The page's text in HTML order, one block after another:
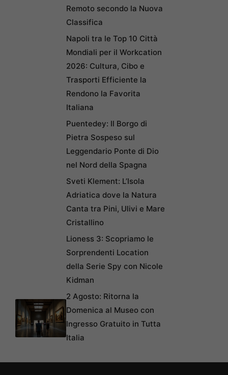
Remoto secondo la Nuova
Classifica
Napoli tra le Top 10 Città
Mondiali per il Workcation
2026: Cultura, Cibo e
Trasporti Efficiente la
Rendono la Favorita
Italiana
Puentedey: Il Borgo di
Pietra Sospeso sul
Leggendario Ponte di Dio
nel Nord della Spagna
Sveti Klement: L’Isola
Adriatica dove la Natura
Canta tra Pini, Ulivi e Mare
Cristallino
Lioness 3: Scopriamo le
Sorprendenti Location
della Serie Spy con Nicole
Kidman
2 Agosto: Ritorna la
Domenica al Museo con
Ingresso Gratuito in Tutta
Italia